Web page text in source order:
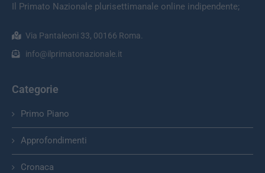
Il Primato Nazionale plurisettimanale online indipendente;
Via Pantaleoni 33, 00166 Roma.
info@ilprimatonazionale.it
Categorie
Primo Piano
Approfondimenti
Cronaca